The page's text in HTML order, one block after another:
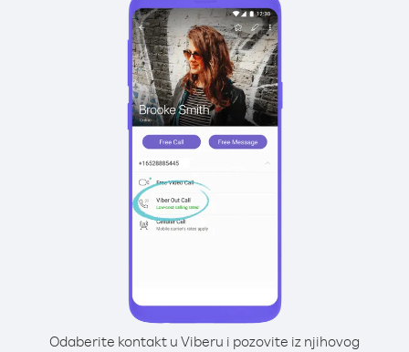
Odaberite kontakt u Viberu i pozovite iz njihovog